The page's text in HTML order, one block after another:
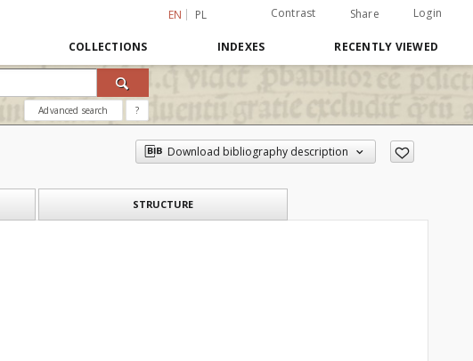
EN PL Contrast Share Login
COLLECTIONS INDEXES RECENTLY VIEWED
Advanced search ?
Download bibliography description
STRUCTURE